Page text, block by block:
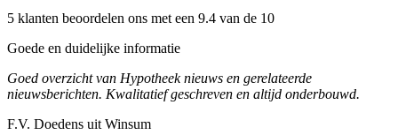
5 klanten beoordelen ons met een 9.4 van de 10
Goede en duidelijke informatie
Goed overzicht van Hypotheek nieuws en gerelateerde
nieuwsberichten. Kwalitatief geschreven en altijd onderbouwd.
F.V. Doedens uit Winsum